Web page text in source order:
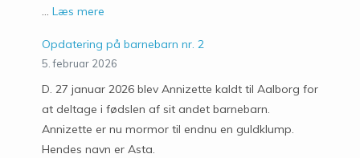
… Læs mere
Opdatering på barnebarn nr. 2
5. februar 2026
D. 27 januar 2026 blev Annizette kaldt til Aalborg for
at deltage i fødslen af sit andet barnebarn.
Annizette er nu mormor til endnu en guldklump.
Hendes navn er Asta.